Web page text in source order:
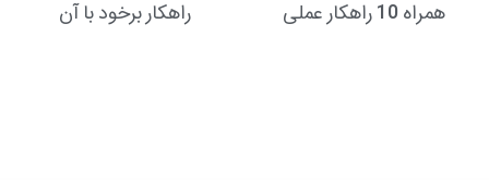
همراه 10 راهکار عملی
راهکار برخود با آن